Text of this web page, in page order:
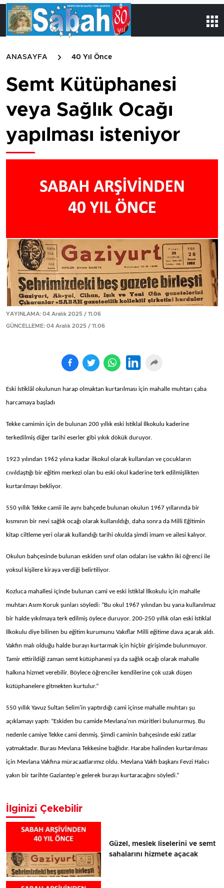
ANASAYFA 40 Yıl Önce
Semt Kütüphanesi
veya Sağlık Ocağı
yapılması isteniyor
YAYINLAMA: 04 Aralık 2025 / 11.06
GÜNCELLEME: 04 Aralık 2025 / 11.06
Eski İstiklâl okulunun harap olmaktan kurtarılması için mahalle muhtarı çaba
harcamaya başladı
Tekke camimin için de bulunan 200 yıllık eski İstiklal İlkokulu kaderine
terkedilmiş diğer tarihi eserler gibi yıkık dökük duruyor.
1923 yılından 1962 yılına kadar ilkokul olarak kullanılan ve çocukların
cıvıldaştığı bir eğitim merkezi olan bu eski okul kaderine terk edilmişlikten
kurtarılmayı bekliyor.
550 yıllık Tekke camii ile aynı bahçede bulunan okulun 1967 yıllarında bir
kısmının bir nevi sağlık ocağı olarak kullanıldığı, daha sonra da Milli Eğitimin
kitap ciltleme yeri olarak kullandığı tarihi okulda şimdi imam ve ailesi kalıyor.
Okulun bahçesinde bulunan eskiden sınıf olan odaları ise vakfın iki öğrenci ile
yoksul kişilere kiraya verdiği belirtiliyor.
Kozluca mahallesi içinde bulunan cami ve eski İstiklal İlkokulu için mahalle
muhtarı Asım Koruk şunları söyledi: “Bu okul 1967 yılından bu yana kullanılmaz
bir halde yıkılmaya terk edilmiş öylece duruyor. 200-250 yıllık olan eski İstiklal
İlkokulu diye bilinen bu eğitim kurumunu Vakıflar Milli eğitime dava açarak aldı.
Vakfın malı olduğu halde burayı kurtarmak için hiçbir girişimde bulunmuyor.
Tamir ettirildiği zaman semt kütüphanesi ya da sağlık ocağı olarak mahalle
halkına hizmet verebilir. Böylece öğrenciler kendilerine çok uzak düşen
kütüphanelere gitmekten kurtulur.”
550 yıllık Yavuz Sultan Selim'in yaptırdığı cami içinse mahalle muhtarı şu
açıklamayı yaptı: “Eskiden bu camide Mevlana'nın müritleri bulunurmuş. Bu
nedenle camiye Tekke cami denmiş. Şimdi caminin bahçesinde eski zatlar
yatmaktadır. Burası Mevlana Tekkesine bağlıdır. Harabe halinden kurtarılması
için Mevlana Vakfına müracaatlarımız oldu. Mevlana Vakfı başkanı Fevzi Halıcı
yakın bir tarihte Gaziantep'e gelerek burayı kurtaracağını söyledi.”
İlginizi Çekebilir
Güzel, meslek liselerini ve semt
sahalarını hizmete açacak